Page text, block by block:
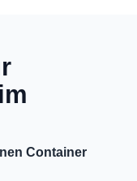
Container